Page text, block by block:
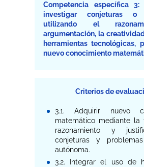
Competencia específica 3:
investigar conjeturas o
utilizando el
argumentación, la
herramientas tecnológicas,
nuevo conocimiento
Criterios de
3.1. Adquirir nuevo
matemático mediante la
razonamiento y
conjeturas y
autónoma.
3.2. Integrar el uso de